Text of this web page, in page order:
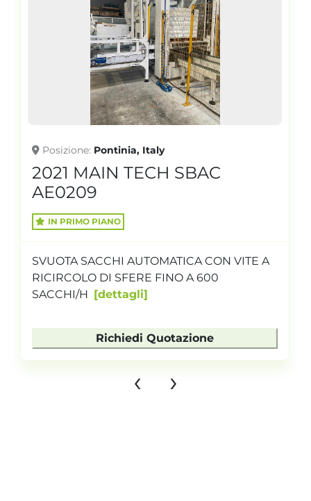
Posizione Pontinia, Italy
2021 MAIN TECH SBAC
AE0209
IN PRIMO PIANO
SVUOTA SACCHI AUTOMATICA CON VITE A
RICIRCOLO DI SFERE FINO A 600
SACCHI/H
dettagli
Richiedi Quotazione
‹ ›